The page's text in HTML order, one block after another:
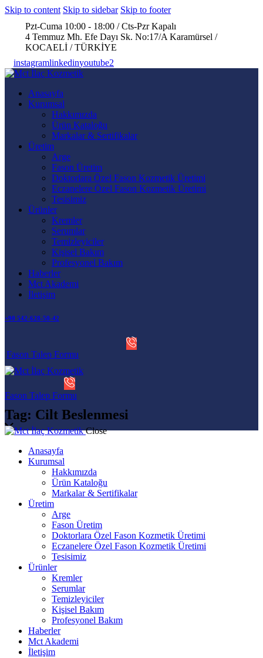
Skip to content Skip to sidebar Skip to footer
Pzt-Cuma 10:00 - 18:00 / Cts-Pzr Kapalı
4 Temmuz Mh. Efe Dayı Sk. No:17/A Karamürsel /
KOCAELİ / TÜRKİYE
instagramlinkedinyoutube2
Anasayfa
Kurumsal
Hakkımızda
Ürün Kataloğu
Markalar & Sertifikalar
Üretim
Arge
Fason Üretim
Doktorlara Özel Fason Kozmetik Üretimi
Eczanelere Özel Fason Kozmetik Üretimi
Tesisimiz
Ürünler
Kremler
Serumlar
Temizleyiciler
Kişisel Bakım
Profesyonel Bakım
Haberler
Mct Akademi
İletişim
+90 542-628-50-42
Fason Talep Formu
Fason Talep Formu
Tag: Cilt Beslenmesi
Close
Anasayfa
Kurumsal
Hakkımızda
Ürün Kataloğu
Markalar & Sertifikalar
Üretim
Arge
Fason Üretim
Doktorlara Özel Fason Kozmetik Üretimi
Eczanelere Özel Fason Kozmetik Üretimi
Tesisimiz
Ürünler
Kremler
Serumlar
Temizleyiciler
Kişisel Bakım
Profesyonel Bakım
Haberler
Mct Akademi
İletişim